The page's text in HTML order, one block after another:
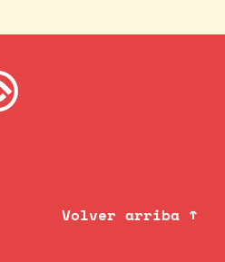
Volver arriba ↑